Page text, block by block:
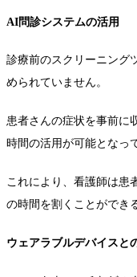
AI問診システムの活用
診療前のスクリーニング
められていません。
患者さんの症状を事前に
時間の活用が可能となっ
これにより、看護師は患
の時間を割くことができ
ウェアラブルデバイスと